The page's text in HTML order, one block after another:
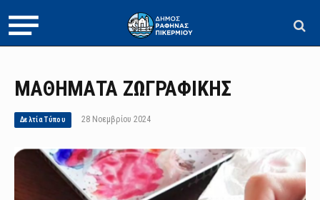
ΜΑΘΗΜΑΤΑ ΖΩΓΡΑΦΙΚΗΣ
Δελτία Τύπου 28 Νοεμβρίου 2024